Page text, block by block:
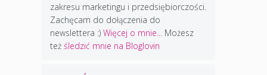
zakresu marketingu i przedsiębiorczości.
Zachęcam do dołączenia do
newslettera :) Więcej o mnie...
Możesz
też śledzić mnie na Bloglovin